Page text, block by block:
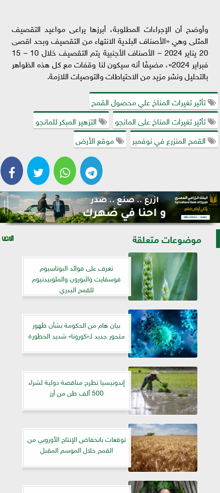
وأوضح أن الإجراءات المطلوبة، أبرزها يراعى مواعيد التقصيف
المثلى وهي «الأصناف البلدية الانتهاء من التقصيف وبحد اقصى
20 يناير 2024 – الأصناف الأجنبية يتم التقصيف خلال 10 – 15
فبراير 2024»، مضيفًا أنه سيكون لنا وقفات مع كل هذه الظواهر
بالتحليل ونشر مزيد من الاحتياطات والتوصيات اللازمة.
تأثير تغيرات المناخ علي محصول القمح
تأثير تغيرات المناخ على المانجو
التزهير المبكر للمانجو
القمح المنزرع في نوفمبر
موقع الأرض
موضوعات متعلقة
تعرف على فوائد البوتاسيوم
فوسفايت والبورون والملوبيدنيوم
للقمح البدري
بيان هام من الحكومة بشأن ظهور
متحور جديد لـ«كورونا» شديد الخطورة
إندونيسيا تطرح مناقصة دولية لشراء
500 ألف طن من أرز
توقعات بانخفاض الإنتاج الأوروبي من
القمح خلال الموسم المقبل